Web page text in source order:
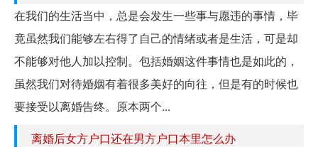
在我们的生活当中，总是会发生一些事与愿违的事情，毕
竟虽然我们能够左右得了自己的情绪或者是生活，可是却
不能够对他人加以控制。包括婚姻这件事情也是如此的，
虽然我们对待婚姻有着很多美好的向往，但是有的时候也
要接受以离婚告终。原本两个...
离婚后女方户口还在男方户口本里怎么办